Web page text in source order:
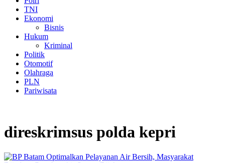
TNI
Ekonomi
Bisnis
Hukum
Kriminal
Politik
Otomotif
Olahraga
PLN
Pariwisata
direskrimsus polda kepri